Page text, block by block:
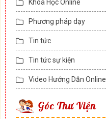
Khóa Học Online
Phương pháp dạy
Tin tức
Tin tức sự kiện
Video Hướng Dẫn Online
Góc Thư Viện